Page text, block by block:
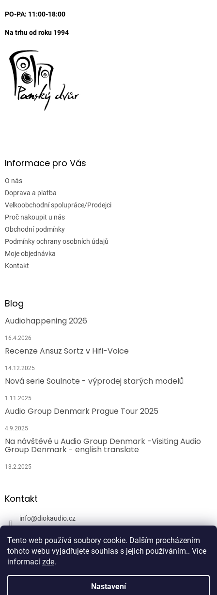
Tento web používá soubory cookie. Dalším procházením
tohoto webu vyjadřujete souhlas s jejich používáním.. Více
informací zde.
Nastavení
PO-PA: 11:00-18:00
Na trhu od roku 1994
Informace pro Vás
O nás
Doprava a platba
Velkoobchodní spolupráce/Prodejci
Proč nakoupit u nás
Obchodní podmínky
Podmínky ochrany osobních údajů
Moje objednávka
Kontakt
Blog
Audiohappening 2026
16.4.2026
Recenze Ansuz Sortz v Hifi-Voice
14.12.2025
Nová serie Soulnote - výprodej starých modelů
1.11.2025
Audio Group Denmark Prague Tour 2025
4.9.2025
Na návštěvě u Audio Group Denmark -Visiting Audio
Group Denmark - english translate
13.2.2025
Kontakt
info@diokaudio.cz
DiokAudio.cz - Hifi Studio Pánský Dvůr
Vytvořil Shoptet